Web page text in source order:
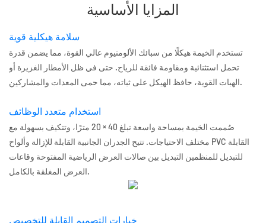
المزايا الأساسية
سلامة هيكلية قوية
تستخدم الخيمة هيكلًا من سبائك الألومنيوم عالي القوة، مما يضمن قدرة
تحمل استثنائية ومقاومة فائقة للرياح. حتى في ظل الأمطار الغزيرة أو
الهبات القوية، حافظ الهيكل على ثباته، مما حمى المعدات والمشاركين.
استخدام متعدد الوظائف
صُممت الخيمة بمساحة واسعة تبلغ 40 × 20 مترًا، وتتكيف بسهولة مع
مختلف الاحتياجات. تتيح الجدران الجانبية القابلة للإزالة وألواح PVC القابلة
للتبديل للمنظمين التبديل بين صالات العرض الرياضية المفتوحة وقاعات
العرض المغلقة بالكامل.
خيارات التصميم القابلة للتخصيص